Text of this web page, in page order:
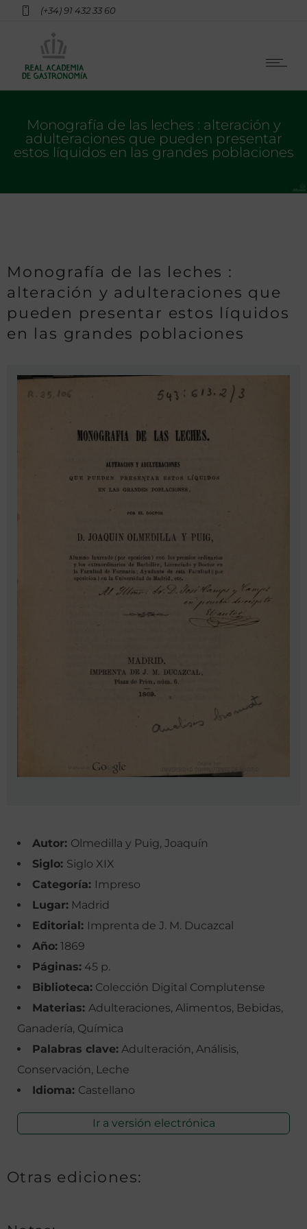
(+34) 91 432 33 60
Monografía de las leches : alteración y
adulteraciones que pueden presentar
estos líquidos en las grandes poblaciones
Monografía de las leches :
alteración y adulteraciones que
pueden presentar estos líquidos
en las grandes poblaciones
Autor: Olmedilla y Puig, Joaquín
Siglo: Siglo XIX
Categoría: Impreso
Lugar: Madrid
Editorial: Imprenta de J. M. Ducazcal
Año: 1869
Páginas: 45 p.
Biblioteca: Colección Digital Complutense
Materias: Adulteraciones, Alimentos, Bebidas,
Ganadería, Química
Palabras clave: Adulteración, Análisis,
Conservación, Leche
Idioma: Castellano
Ir a versión electrónica
Otras ediciones: